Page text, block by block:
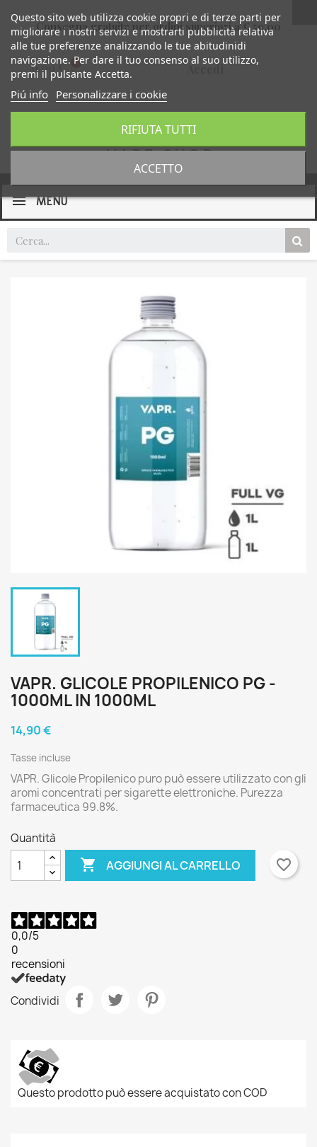
Consegna gratuita per ordini superiori a € 59,00
0,00 €
MENU
VAPR. GLICOLE PROPILENICO PG -
1000ML IN 1000ML
14,90 €
Tasse incluse
VAPR. Glicole Propilenico puro può essere utilizzato con gli
aromi concentrati per sigarette elettroniche. Purezza
farmaceutica 99.8%.
Quantità
 AGGIUNGI AL CARRELLO favorite_border
0,0/5
0
recensioni
Condividi
Questo prodotto può essere acquistato con COD
Questo sito web utilizza cookie propri e di terze parti per
migliorare i nostri servizi e mostrarti pubblicità relativa
alle tue preferenze analizzando le tue abitudinidi
navigazione. Per dare il tuo consenso al suo utilizzo,
premi il pulsante Accetta.
Piú info Personalizzare i cookie
RIFIUTA TUTTI
ACCETTO